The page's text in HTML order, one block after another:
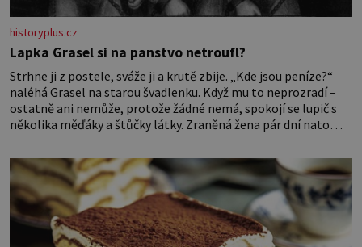
historyplus.cz
Lapka Grasel si na panstvo netroufl?
Strhne ji z postele, sváže ji a krutě zbije. „Kde jsou peníze?“
naléhá Grasel na starou švadlenku. Když mu to neprozradí –
ostatně ani nemůže, protože žádné nemá, spokojí se lupič s
několika měďáky a štůčky látky. Zraněná žena pár dní nato
dlouho po jeho smrti